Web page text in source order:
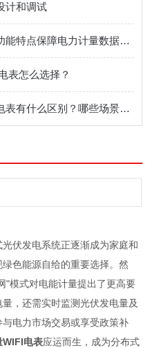
计和调试
明晰分时段计量电表各部件功能特点保障电力计量数据准确合规
表怎么选择？
什么是防逆流电表？与普通电表有什么区别？哪些场景会用到防逆流电表？
伏发电系统正逐渐成为家庭和
色能源自给的重要选择。然
"模式对电能计量提出了更高要
，还需实时监测光伏发电量及
电力市场交易或享受政策补
WIFI电表应运而生，成为分布式